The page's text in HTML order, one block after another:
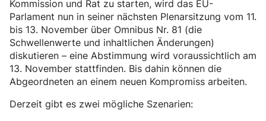
Kommission und Rat zu starten, wird das EU-
Parlament nun in seiner nächsten Plenarsitzung vom 11.
bis 13. November über Omnibus Nr. 81 (die
Schwellenwerte und inhaltlichen Änderungen)
diskutieren – eine Abstimmung wird voraussichtlich am
13. November stattfinden. Bis dahin können die
Abgeordneten an einem neuen Kompromiss arbeiten.
Derzeit gibt es zwei mögliche Szenarien: